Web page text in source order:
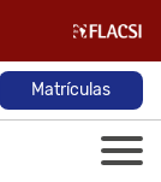
Matrículas